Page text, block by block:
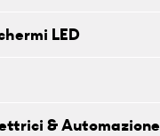
LED
& Automazione